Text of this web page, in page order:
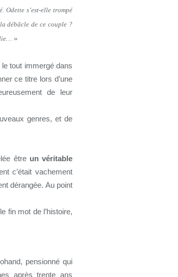
Odette s’est-elle trompé
débâcle de ce couple ?
»
le tout immergé dans
ce titre lors d’une
de leur
genres, et de
être un véritable
c’était vachement
dérangée. Au point
fin mot de l’histoire,
pensionné qui
après trente ans